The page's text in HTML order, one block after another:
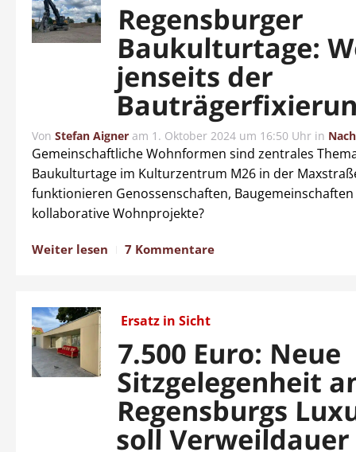
Regensburger
Baukulturtage:
jenseits der
Von Stefan Aigner am 1. Oktober 2024 um 16:50 Uhr in
Gemeinschaftliche Wohnformen sind zentrales
Baukulturtage im Kulturzentrum M26 in der
funktionieren Genossenschaften,
kollaborative Wohnprojekte?
Weiter lesen 7 Kommentare
Ersatz in Sicht
7.500 Euro: Neue
Sitzgelegenheit
Regensburgs
soll Verweildauer